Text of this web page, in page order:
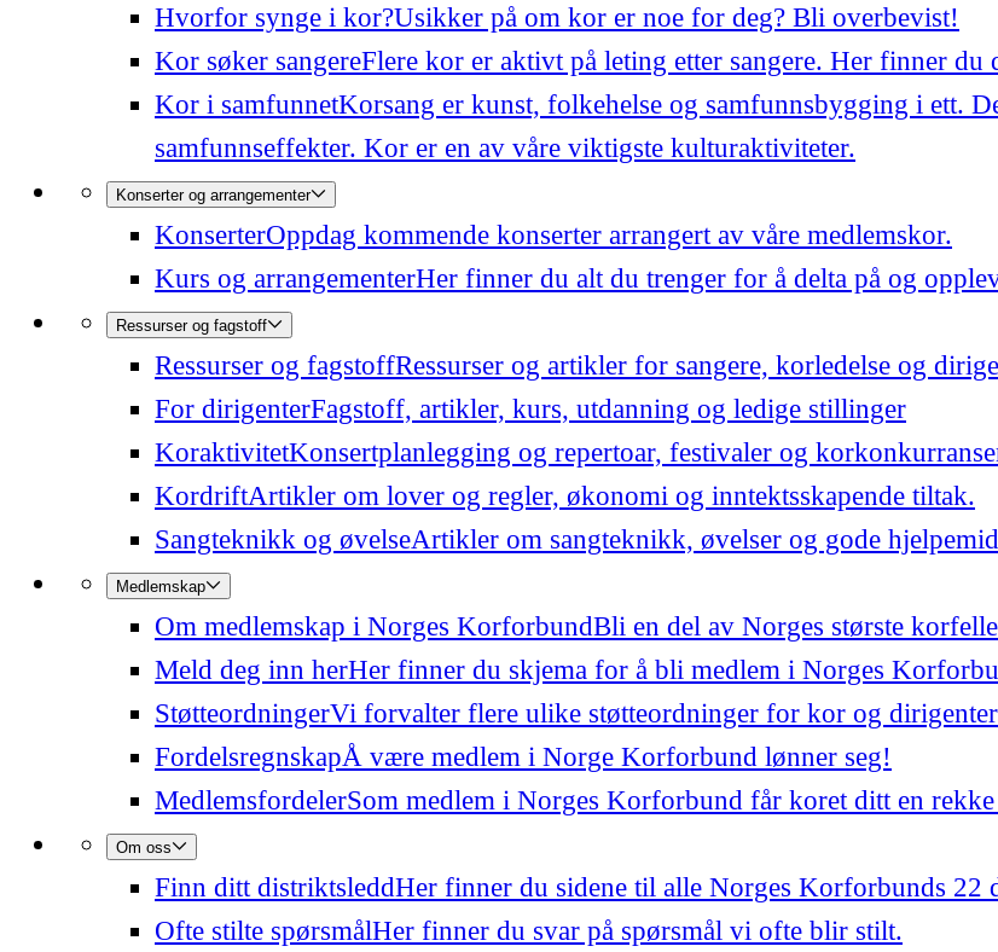
Hvorfor synge i kor?Usikker på om kor er noe for deg? Bli overbevist!
Kor søker sangereFlere kor er aktivt på leting etter sangere. Her finner du
Kor i samfunnetKorsang er kunst, folkehelse og samfunnsbygging i ett.
samfunnseffekter. Kor er en av våre viktigste kulturaktiviteter.
Konserter og arrangementer
KonserterOppdag kommende konserter arrangert av våre medlemskor.
Kurs og arrangementerHer finner du alt du trenger for å delta på og
Ressurser og fagstoff
Ressurser og fagstoffRessurser og artikler for sangere, korledelse og
For dirigenterFagstoff, artikler, kurs, utdanning og ledige stillinger
KoraktivitetKonsertplanlegging og repertoar, festivaler og
KordriftArtikler om lover og regler, økonomi og inntektsskapende tiltak.
Sangteknikk og øvelseArtikler om sangteknikk, øvelser og gode
Medlemskap
Om medlemskap i Norges KorforbundBli en del av Norges største
Meld deg inn herHer finner du skjema for å bli medlem i Norges
StøtteordningerVi forvalter flere ulike støtteordninger for kor og
FordelsregnskapÅ være medlem i Norge Korforbund lønner seg!
MedlemsfordelerSom medlem i Norges Korforbund får koret ditt en
Om oss
Finn ditt distriktsleddHer finner du sidene til alle Norges Korforbunds 22
Ofte stilte spørsmålHer finner du svar på spørsmål vi ofte blir stilt.